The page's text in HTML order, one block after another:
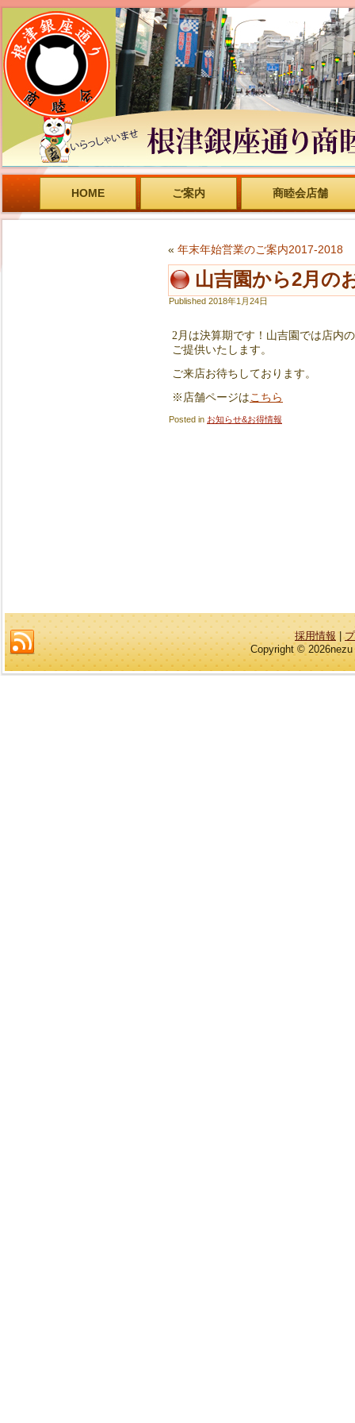
HOME ご案内 商睦会店舗
« 年末年始営業のご案内2017-2018
山吉園から2月の
Published 2018年1月24日
2月は決算期です！山吉園では店内
ご提供いたします。
ご来店お待ちしております。
※店舗ページは こちら
Posted in お知らせ&お得情報
採用情報 |
Copyright ©